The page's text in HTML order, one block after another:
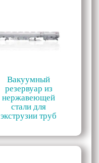
Вакуумный
резервуар из
нержавеющей
стали для
экструзии труб